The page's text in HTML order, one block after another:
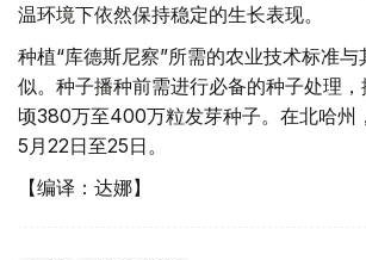
温环境下依然保持稳定的生长表现。
种植“库德斯尼察”所需的农业技术标准
似。种子播种前需进行必备的种子处理
顷380万至400万粒发芽种子。在北哈州
5月22日至25日。
【编译：达娜】